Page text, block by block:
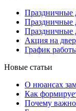
Праздничные
Праздничные
Праздничные
Акция на
График
Новые статьи
О нюансах
Как
Почему